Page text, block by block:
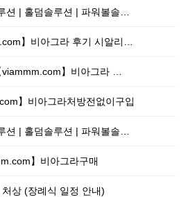
션 | 홀덤솔루션 | 파워볼솔…
】비아그라 후기 시알리…
】비아그라 …
】비아그라처방전없이구입
션 | 홀덤솔루션 | 파워볼솔…
】비아그라구매
상 (장례식 일정 안내)